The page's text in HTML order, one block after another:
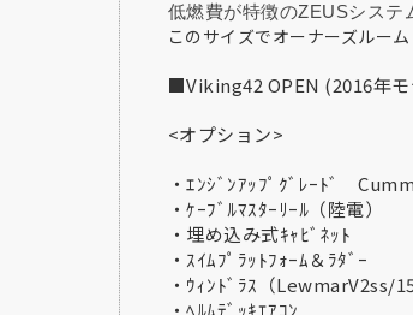
低燃費が特徴のZEUSシステ
このサイズでオーナーズルー
■Viking42 OPEN
<オプション>
・ｴﾝｼﾞﾝｱｯﾌﾟｸﾞﾚｰﾄﾞ
・ｹｰﾌﾞﾙﾏｽﾀｰﾘｰﾙ（陸電）
・埋め込み式ｷｬﾋﾞﾈｯﾄ
・ｽｲﾑﾌﾟﾗｯﾄﾌｫｰﾑ＆ﾗﾀﾞｰ
・ｳｨﾝﾄﾞﾗｽ（LewmarV2ss/
・ﾍﾙﾑﾃﾞｯｷｴｱｺﾝ